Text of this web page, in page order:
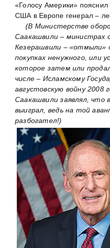
«Голосу Америки»
США в Европе генерал –
(В Министерстве
Саакашвили – министрах
Кезерашвили – «отмыли»
покупках ненужного, или
которое затем или
числе – Исламскому
августовскую войну 2008
Саакашвили заявлял, что
выиграл, ведь на той
разбогател!)